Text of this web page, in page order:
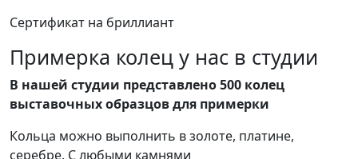
Сертификат на бриллиант
Примерка колец у нас в студии
В нашей студии представлено 500 колец
выставочных образцов для примерки
Кольца можно выполнить в золоте, платине,
серебре. С любыми камнями